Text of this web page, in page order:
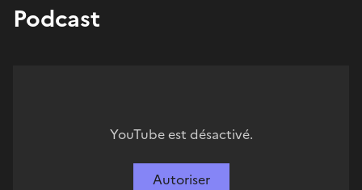
Podcast
YouTube est désactivé.
Autoriser